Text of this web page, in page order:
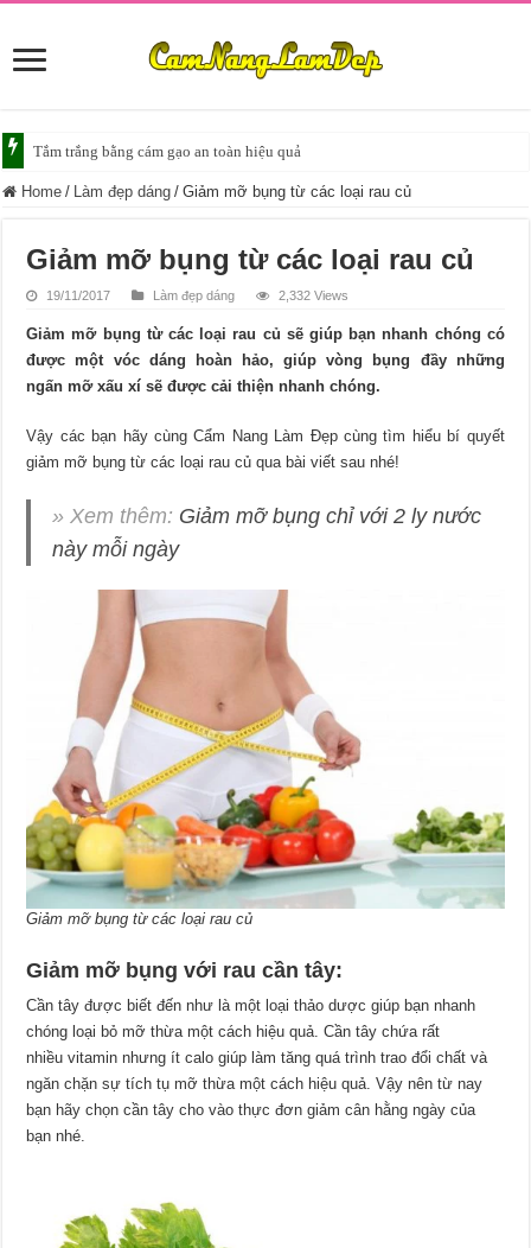
Tắm trắng da với bia giúp da sáng mịn
Home / Làm đẹp dáng / Giảm mỡ bụng từ các loại rau củ
Giảm mỡ bụng từ các loại rau củ
19/11/2017 Làm đẹp dáng 2,332 Views
Giảm mỡ bụng từ các loại rau củ sẽ giúp bạn nhanh chóng có
được một vóc dáng hoàn hảo, giúp vòng bụng đầy những
ngấn mỡ xấu xí sẽ được cải thiện nhanh chóng.
Vậy các bạn hãy cùng Cẩm Nang Làm Đẹp cùng tìm hiểu bí quyết
giảm mỡ bụng từ các loại rau củ qua bài viết sau nhé!
» Xem thêm: Giảm mỡ bụng chỉ với 2 ly nước
này mỗi ngày
Giảm mỡ bụng từ các loại rau củ
Giảm mỡ bụng với rau cần tây:
Cần tây được biết đến như là một loại thảo dược giúp bạn nhanh
chóng loại bỏ mỡ thừa một cách hiệu quả. Cần tây chứa rất
nhiều vitamin nhưng ít calo giúp làm tăng quá trình trao đổi chất và
ngăn chặn sự tích tụ mỡ thừa một cách hiệu quả. Vậy nên từ nay
bạn hãy chọn cần tây cho vào thực đơn giảm cân hằng ngày của
bạn nhé.